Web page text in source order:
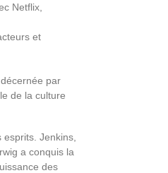
Netflix,
et
décernée par
de la culture
Jenkins,
a conquis la
des